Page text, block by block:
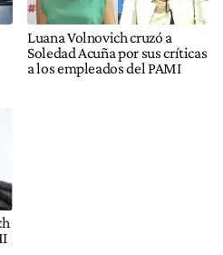
Luana Volnovich cruzó a
Soledad Acuña por sus críticas
a los empleados del PAMI